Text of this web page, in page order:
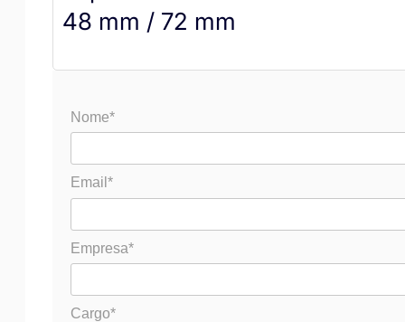
48 mm / 72 mm
Nome*
Email*
Empresa*
Cargo*